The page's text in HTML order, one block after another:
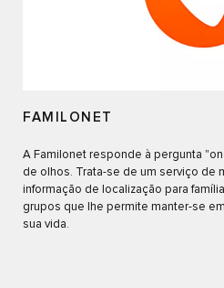
FAMILONET
A Familonet responde à pergunta
de olhos. Trata-se de um serviço de
informação de localização para
grupos que lhe permite manter-se
sua vida.